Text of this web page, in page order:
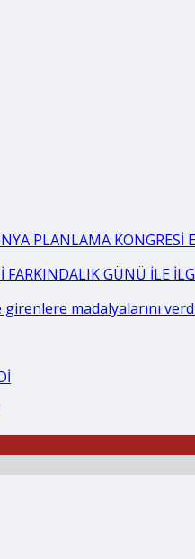
PLANLAMA KONGRESİ
FARKINDALIK GÜNÜ İLE
madalyalarını